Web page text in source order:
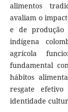
alimentos
avaliam o
e de produção
indígena
agrícola
fundamental
hábitos
resgate
identidade